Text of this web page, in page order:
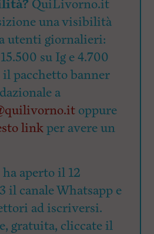
QuiLivorno.it
una visibilità
utenti giornalieri:
su Ig e 4.700
pacchetto banner
a
oppure
linkper avere un
aperto il 12
il canale Whatsapp e
ad iscriversi.
gratuita, cliccate il